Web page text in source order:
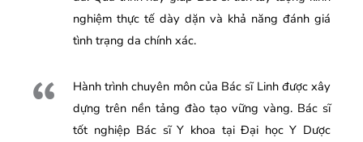
nghiệm thực tế dày dặn và khả năng đánh giá
tình trạng da chính xác.
Hành trình chuyên môn của Bác sĩ Linh được xây
dựng trên nền tảng đào tạo vững vàng. Bác sĩ
tốt nghiệp Bác sĩ Y khoa tại Đại học Y Dược